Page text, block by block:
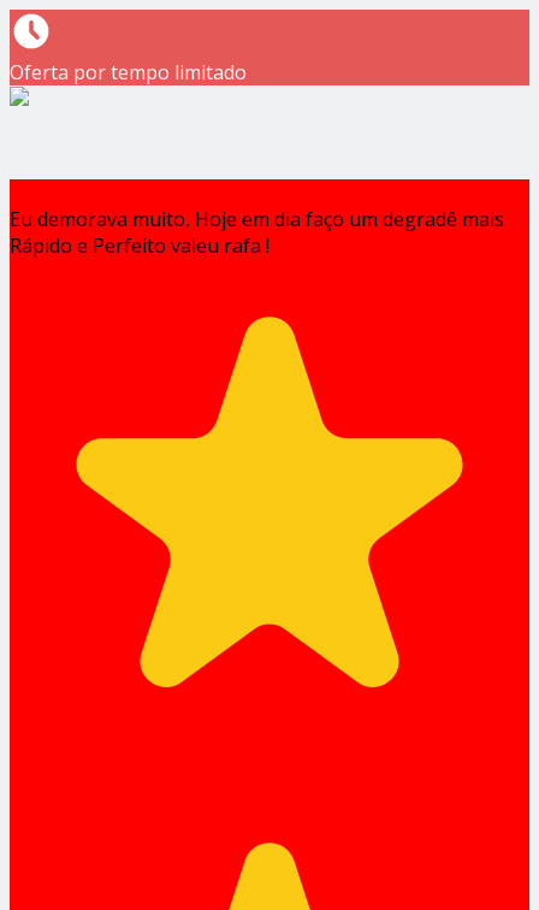
Oferta por tempo limitado
Eu demorava muito, Hoje em dia faço um degradê mais
Rápido e Perfeito valeu rafa !